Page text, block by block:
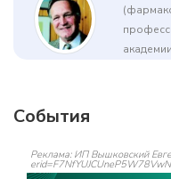
События
Реклама: ИП Вышковский